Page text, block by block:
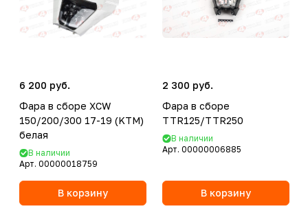
6 200 руб.
Фара в сборе XCW
150/200/300 17-19 (KTM)
белая
В наличии
Арт. 00000018759
В корзину
2 300 руб.
Фара в сборе
TTR125/TTR250
В наличии
Арт. 00000006885
В корзину